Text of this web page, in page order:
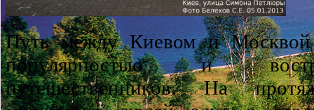
Путь между Киевом и Москвой
популярностью и
путешественников. На